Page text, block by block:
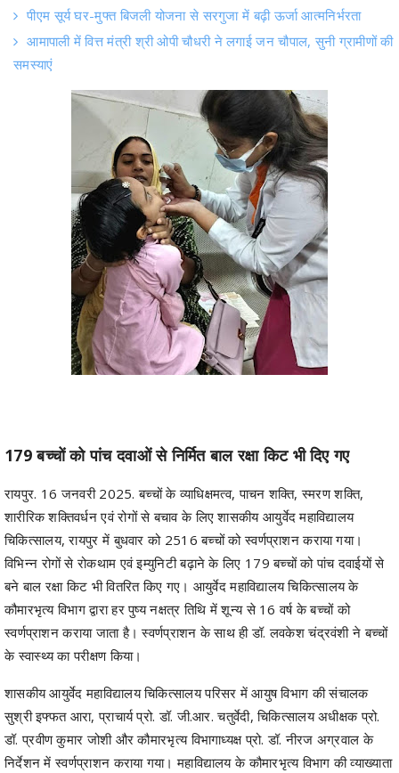
पीएम सूर्य घर-मुफ्त बिजली योजना से सरगुजा में बढ़ी ऊर्जा आत्मनिर्भरता
आमापाली में वित्त मंत्री श्री ओपी चौधरी ने लगाई जन चौपाल, सुनी ग्रामीणों की
समस्याएं
179 बच्चों को पांच दवाओं से निर्मित बाल रक्षा किट भी दिए गए
रायपुर. 16 जनवरी 2025. बच्चों के व्याधिक्षमत्व, पाचन शक्ति, स्मरण शक्ति,
शारीरिक शक्तिवर्धन एवं रोगों से बचाव के लिए शासकीय आयुर्वेद महाविद्यालय
चिकित्सालय, रायपुर में बुधवार को 2516 बच्चों को स्वर्णप्राशन कराया गया।
विभिन्न रोगों से रोकथाम एवं इम्युनिटी बढ़ाने के लिए 179 बच्चों को पांच दवाईयों से
बने बाल रक्षा किट भी वितरित किए गए। आयुर्वेद महाविद्यालय चिकित्सालय के
कौमारभृत्य विभाग द्वारा हर पुष्य नक्षत्र तिथि में शून्य से 16 वर्ष के बच्चों को
स्वर्णप्राशन कराया जाता है। स्वर्णप्राशन के साथ ही डॉ. लवकेश चंद्रवंशी ने बच्चों
के स्वास्थ्य का परीक्षण किया।
शासकीय आयुर्वेद महाविद्यालय चिकित्सालय परिसर में आयुष विभाग की संचालक
सुश्री इफ्फत आरा, प्राचार्य प्रो. डॉ. जी.आर. चतुर्वेदी, चिकित्सालय अधीक्षक प्रो.
डॉ. प्रवीण कुमार जोशी और कौमारभृत्य विभागाध्यक्ष प्रो. डॉ. नीरज अग्रवाल के
निर्देशन में स्वर्णप्राशन कराया गया। महाविद्यालय के कौमारभृत्य विभाग की व्याख्याता